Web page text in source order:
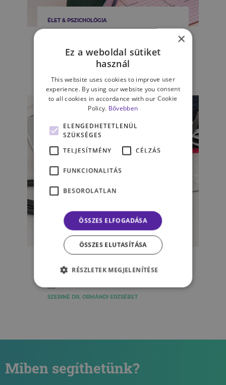
ÉLET & PSZICHOLÓGIA
a magas vérnyomás?
NAGY VANDA
ÉLET & PSZICHOLÓGIA
A magas vérnyomás lelki
háttere
SZERINÉ DR. ORMÁNDI ERZSÉBET
Miben segíthetünk?
×
Ez a weboldal sütiket
használ
This website uses cookies to improve user
experience. By using our website you consent
to all cookies in accordance with our Cookie
Policy. Bővebben
ELENGEDHETETLENÜL
SZÜKSÉGES
TELJESÍTMÉNY
CÉLZÁS
FUNKCIONALITÁS
BESOROLATLAN
ÖSSZES ELFOGADÁSA
ÖSSZES ELUTASÍTÁSA
RÉSZLETEK MEGJELENÍTÉSE